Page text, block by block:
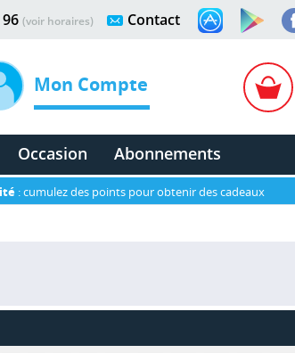
Contact
(voir horaires)
Mon Compte
Occasion Abonnements
: cumulez des points pour obtenir des cadeaux